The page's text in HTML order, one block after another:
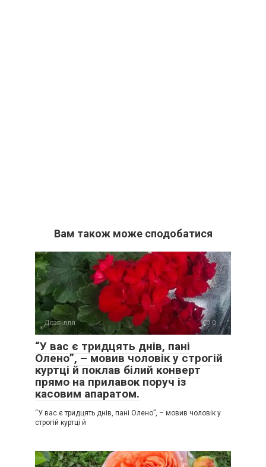
Вам також може сподобатися
Дозвілля 0
“У вас є тридцять днів, пані
Олено”, – мовив чоловік у строгій
куртці й поклав білий конверт
прямо на прилавок поруч із
касовим апаратом.
“У вас є тридцять днів, пані Олено”, – мовив чоловік у
строгій куртці й